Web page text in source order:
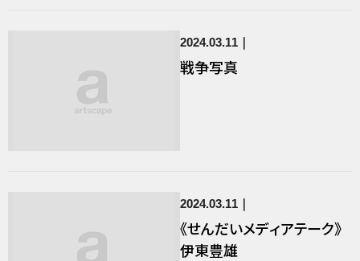
2024.03.11
戦争写真
2024.03.11
《せんだいメディアテーク》
伊東豊雄